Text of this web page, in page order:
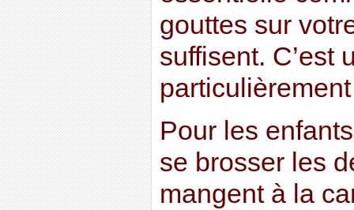
gouttes sur
suffisent. C’est
Pour les
se brosser les
mangent à la